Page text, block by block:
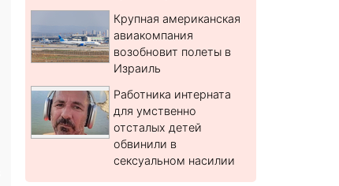
Крупная американская
авиакомпания
возобновит полеты в
Израиль
Работника интерната
для умственно
отсталых детей
обвинили в
сексуальном насилии